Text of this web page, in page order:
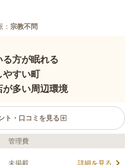
宗教不問
方が眠れる
やすい町
が多い周辺環境
ト・口コミを見る
管理費
未掲載 詳細を見る